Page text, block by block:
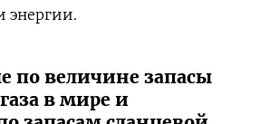
энергии.
по величине запасы
в мире и